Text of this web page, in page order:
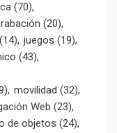
(70)
(20)
(14) juegos (19)
(43)
movilidad (32)
Web (23)
de objetos (24)